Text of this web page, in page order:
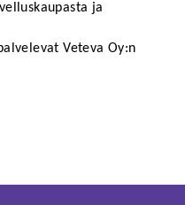
ja
Veteva Oy:n